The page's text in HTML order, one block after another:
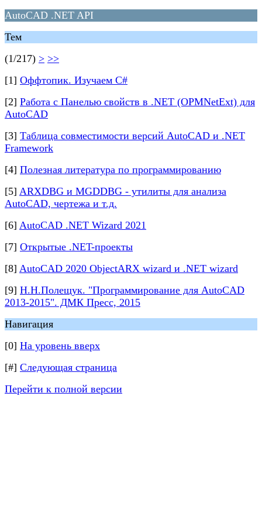
AutoCAD .NET API
Тем
(1/217) > >>
[1] Оффтопик. Изучаем C#
[2] Работа с Панелью свойств в .NET (OPMNetExt) для
AutoCAD
[3] Таблица совместимости версий AutoCAD и .NET
Framework
[4] Полезная литература по программированию
[5] ARXDBG и MGDDBG - утилиты для анализа
AutoCAD, чертежа и т.д.
[6] AutoCAD .NET Wizard 2021
[7] Открытые .NET-проекты
[8] AutoCAD 2020 ObjectARX wizard и .NET wizard
[9] Н.Н.Полещук. "Программирование для AutoCAD
2013-2015". ДМК Пресс, 2015
Навигация
[0] На уровень вверх
[#] Следующая страница
Перейти к полной версии